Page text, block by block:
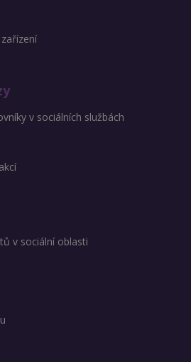
v sociálních službách
v sociální oblasti